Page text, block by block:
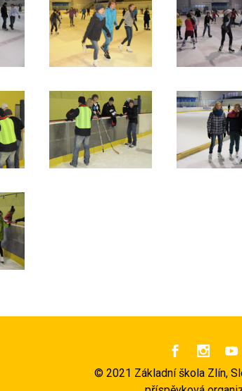
  
© 2021 Základní škola Zlín,